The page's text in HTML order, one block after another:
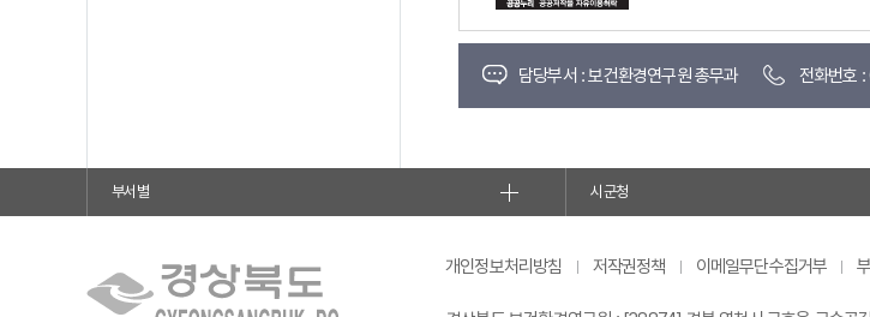
담당부서 : 보건환경연구원 총무과 전화번호
부서별 시군청
개인정보처리방침 저작권정책 이메일무단수집거부